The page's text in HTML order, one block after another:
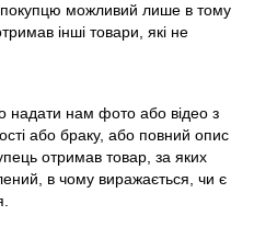
можливий лише в тому
інші товари, які не
надати нам фото або відео з
або браку, або повний опис
отримав товар, за яких
в чому виражається, чи є